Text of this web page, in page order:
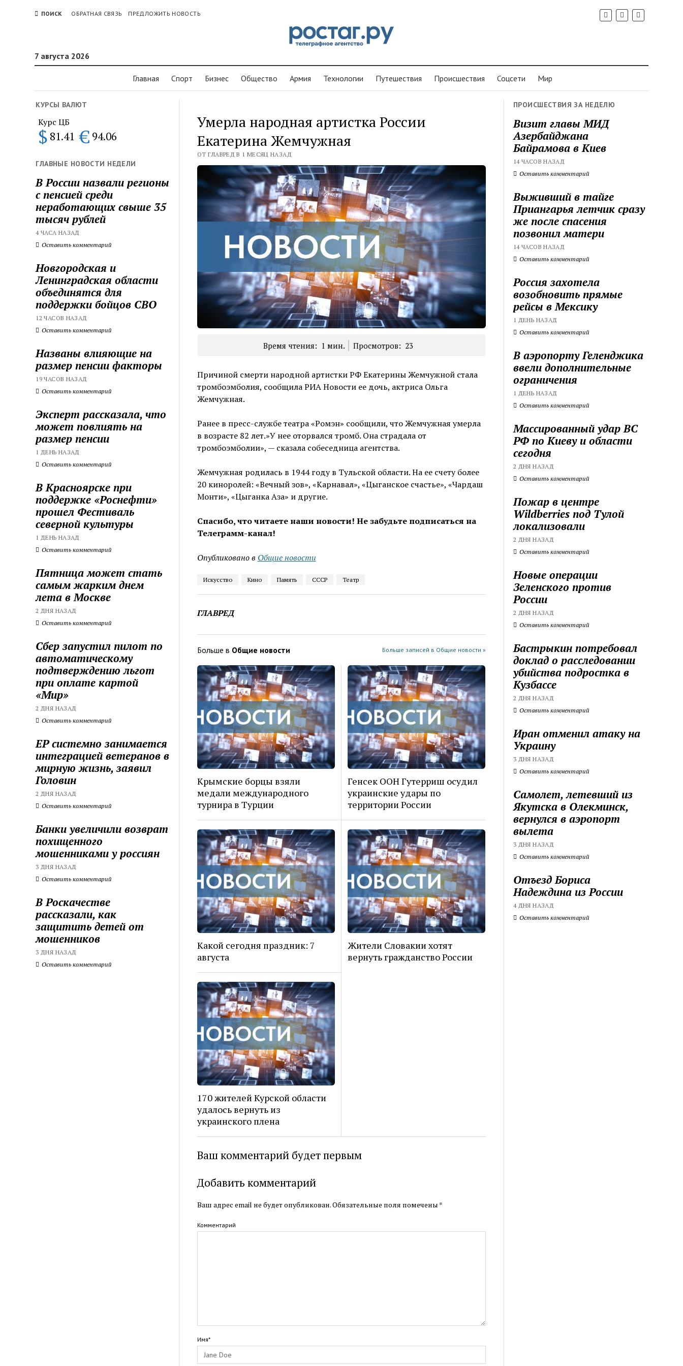
ПОИСК ОБРАТНАЯ СВЯЗЬ ПРЕДЛОЖИТЬ НОВОСТЬ
7 августа 2026
Главная Спорт Бизнес Общество Армия Технологии Путешествия Проиcшествия Соцсети Мир
КУРСЫ ВАЛЮТ
Курс ЦБ
$ 81.41 € 94.06
ГЛАВНЫЕ НОВОСТИ НЕДЕЛИ
В России назвали регионы
с пенсией среди
неработающих свыше 35
тысяч рублей
4 ЧАСА НАЗАД
Оставить комментарий
Новгородская и
Ленинградская области
объединятся для
поддержки бойцов СВО
12 ЧАСОВ НАЗАД
Оставить комментарий
Названы влияющие на
размер пенсии факторы
19 ЧАСОВ НАЗАД
Оставить комментарий
Эксперт рассказала, что
может повлиять на
размер пенсии
1 ДЕНЬ НАЗАД
Оставить комментарий
В Красноярске при
поддержке «Роснефти»
прошел Фестиваль
северной культуры
1 ДЕНЬ НАЗАД
Оставить комментарий
Пятница может стать
самым жарким днем
лета в Москве
2 ДНЯ НАЗАД
Оставить комментарий
Сбер запустил пилот по
автоматическому
подтверждению льгот
при оплате картой
«Мир»
2 ДНЯ НАЗАД
Оставить комментарий
ЕР системно занимается
интеграцией ветеранов в
мирную жизнь, заявил
Головин
2 ДНЯ НАЗАД
Оставить комментарий
Банки увеличили возврат
похищенного
мошенниками у россиян
3 ДНЯ НАЗАД
Оставить комментарий
В Роскачестве
рассказали, как
защитить детей от
мошенников
3 ДНЯ НАЗАД
Оставить комментарий
Умерла народная артистка России
Екатерина Жемчужная
ОТ ГЛАВРЕД В 1 МЕСЯЦ НАЗАД
Время чтения: 1 мин. Просмотров: 23
Причиной смерти народной артистки РФ Екатерины Жемчужной стала
тромбоэмболия, сообщила РИА Новости ее дочь, актриса Ольга
Жемчужная.
Ранее в пресс-службе театра «Ромэн» сообщили, что Жемчужная умерла
в возрасте 82 лет.»У нее оторвался тромб. Она страдала от
тромбоэмболии», — сказала собеседница агентства.
Жемчужная родилась в 1944 году в Тульской области. На ее счету более
20 киноролей: «Вечный зов», «Карнавал», «Цыганское счастье», «Чардаш
Монти», «Цыганка Аза» и другие.
Спасибо, что читаете наши новости! Не забудьте подписаться на
Телеграмм-канал!
Опубликовано в Общие новости
Искусство Кино Память СССР Театр
ГЛАВРЕД
Больше в Общие новости Больше записей в Общие новости »
Крымские борцы взяли
медали международного
турнира в Турции
Генсек ООН Гутерриш осудил
украинские удары по
территории России
Какой сегодня праздник: 7
августа
Жители Словакии хотят
вернуть гражданство России
170 жителей Курской области
удалось вернуть из
украинского плена
Ваш комментарий будет первым
Добавить комментарий
Ваш адрес email не будет опубликован.Обязательные поля помечены *
Комментарий
Имя*
ПРОИСШЕСТВИЯ ЗА НЕДЕЛЮ
Визит главы МИД
Азербайджана
Байрамова в Киев
14 ЧАСОВ НАЗАД
Оставить комментарий
Выживший в тайге
Приангарья летчик сразу
же после спасения
позвонил матери
14 ЧАСОВ НАЗАД
Оставить комментарий
Россия захотела
возобновить прямые
рейсы в Мексику
1 ДЕНЬ НАЗАД
Оставить комментарий
В аэропорту Геленджика
ввели дополнительные
ограничения
1 ДЕНЬ НАЗАД
Оставить комментарий
Массированный удар ВС
РФ по Киеву и области
сегодня
2 ДНЯ НАЗАД
Оставить комментарий
Пожар в центре
Wildberries под Тулой
локализовали
2 ДНЯ НАЗАД
Оставить комментарий
Новые операции
Зеленского против
России
2 ДНЯ НАЗАД
Оставить комментарий
Бастрыкин потребовал
доклад о расследовании
убийства подростка в
Кузбассе
2 ДНЯ НАЗАД
Оставить комментарий
Иран отменил атаку на
Украину
3 ДНЯ НАЗАД
Оставить комментарий
Самолет, летевший из
Якутска в Олекминск,
вернулся в аэропорт
вылета
3 ДНЯ НАЗАД
Оставить комментарий
Отъезд Бориса
Надеждина из России
4 ДНЯ НАЗАД
Оставить комментарий